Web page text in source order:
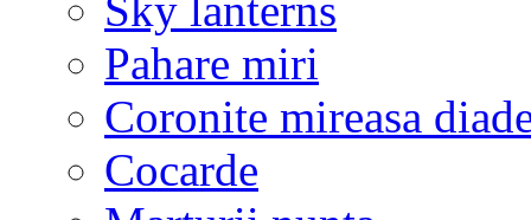
Pahare miri
Coronite mireasa
Cocarde